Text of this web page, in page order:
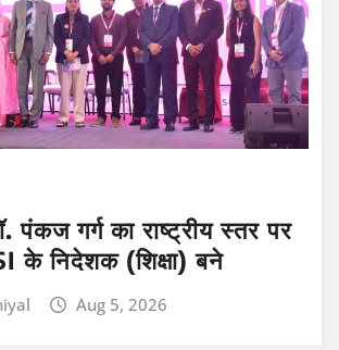
पंकज गर्ग का राष्ट्रीय स्तर पर
के निदेशक (शिक्षा) बने
Aug 5, 2026